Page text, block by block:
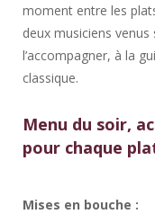
moment entre les
deux musiciens
l’accompagner, à la
classique.
Menu du soir,
pour chaque
Mises en bouche :